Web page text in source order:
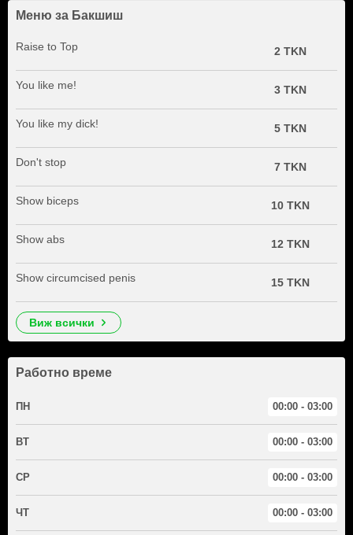
Меню за Бакшиш
Raise to Top 2 TKN
You like me! 3 TKN
You like my dick! 5 TKN
Don't stop 7 TKN
Show biceps 10 TKN
Show abs 12 TKN
Show circumcised penis 15 TKN
виж всички
Работно време
ПН 00:00 - 03:00
ВТ 00:00 - 03:00
СР 00:00 - 03:00
ЧТ 00:00 - 03:00